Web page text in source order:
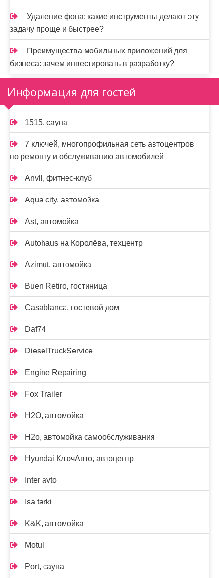
Удаление фона: какие инструменты делают эту
задачу проще и быстрее?
Преимущества мобильных приложений для
бизнеса: зачем инвестировать в разработку?
Информация для гостей
1515, сауна
7 ключей, многопрофильная сеть автоцентров
по ремонту и обслуживанию автомобилей
Anvil, фитнес-клуб
Aqua city, автомойка
Ast, автомойка
Autohaus на Королёва, техцентр
Azimut, автомойка
Buen Retiro, гостиница
Casablanca, гостевой дом
Daf74
DieselTruckService
Engine Repairing
Fox Trailer
H2O, автомойка
H2o, автомойка самообслуживания
Hyundai КлючАвто, автоцентр
Inter avto
Isa tarki
K&K, автомойка
Motul
Port, сауна